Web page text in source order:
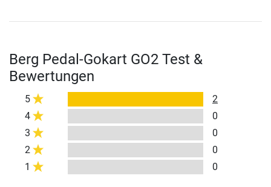
Berg Pedal-Gokart GO2 Test &
Bewertungen
5
2
4
0
3
0
2
0
1
0